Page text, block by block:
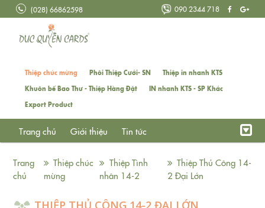
(028) 66862598 090 2344 718
Thiệp chúc mừng Phôi Thiệp Cưới- SN
Thiệp in nhanh KTS
Khuôn bế Bao Thư - Thiệp Hàng Đặt
IN nhanh KTS - SP Khác
Export Product
Trang chủ Giới thiệu Tin tức
Trang
chủ
Thiệp chúc
mừng
Thiệp Tình
nhân 14-2
Thiệp Thủ Công 14-
2 Đại Lớn
THIỆP THỦ CÔNG 14-2 ĐẠI LỚN